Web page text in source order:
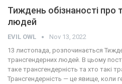
Тиждень обізнаності про
людей
EVIL OWL Nov 13, 2022
13 листопада, розпочинається
трансгендерних людей. В цьому
таке трансгендерність та хто такі
Трансгендерність — це явище, коли